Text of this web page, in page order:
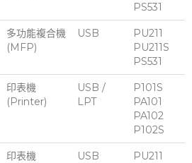
PS531
多功能複合機
(MFP)
USB
PU211
PU211S
PS531
印表機
(Printer)
USB /
LPT
P101S
PA101
PA102
P102S
印表機
USB
PU211